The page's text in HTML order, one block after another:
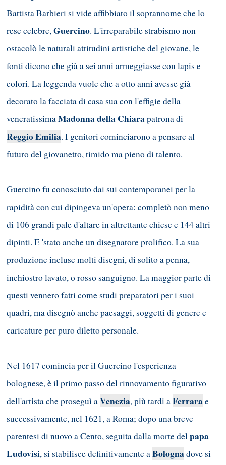
Battista Barbieri si vide affibbiato il soprannome che lo
rese celebre,Guercino. L'irreparabile strabismo non
ostacolò le naturali attitudini artistiche del giovane, le
fonti dicono che già a sei anni armeggiasse con lapis e
colori. La leggenda vuole che a otto anni avesse già
decorato la facciata di casa sua con l'effigie della
veneratissimaMadonna della Chiarapatrona di
Reggio Emilia. I genitori cominciarono a pensare al
futuro del giovanetto, timido ma pieno di talento.
Guercino fu conosciuto dai sui contemporanei per la
rapidità con cui dipingeva un'opera: completò non meno
di 106 grandi pale d'altare in altrettante chiese e 144 altri
dipinti. E 'stato anche un disegnatore prolifico. La sua
produzione incluse molti disegni, di solito a penna,
inchiostro lavato, o rosso sanguigno. La maggior parte di
questi vennero fatti come studi preparatori per i suoi
quadri, ma disegnò anche paesaggi, soggetti di genere e
caricature per puro diletto personale.
Nel 1617 comincia per il Guercino l'esperienza
bolognese, è il primo passo del rinnovamento figurativo
dell'artista che proseguì aVenezia, più tardi aFerrarae
successivamente, nel 1621, a Roma; dopo una breve
parentesi di nuovo a Cento, seguita dalla morte delpapa
Ludovisi, si stabilisce definitivamente aBolognadove si